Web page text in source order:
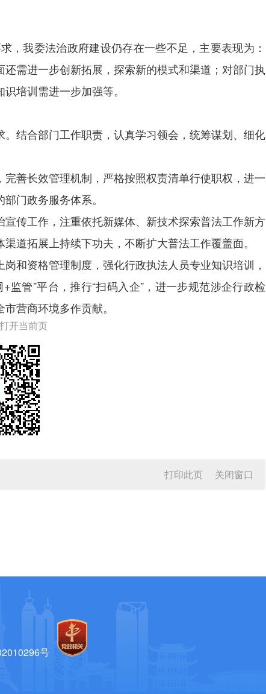
，我委法治政府建设仍存在一些不足，主要表现为：
需进一步创新拓展，探索新的模式和渠道；对部门执
培训需进一步加强等。
结合部门工作职责，认真学习领会，统筹谋划、细化
善长效管理机制，严格按照权责清单行使职权，进一
门政务服务体系。
传工作，注重依托新媒体、新技术探索普法工作新方
道拓展上持续下功夫，不断扩大普法工作覆盖面。
和资格管理制度，强化行政执法人员专业知识培训，
管”平台，推行“扫码入企”，进一步规范涉企行政检
营商环境多作贡献。
开当前页
打印此页 关闭窗口
号